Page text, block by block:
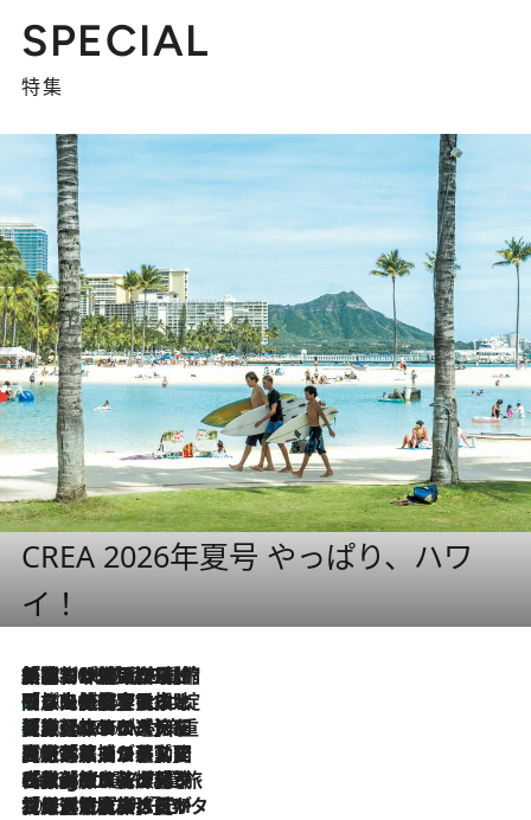
SPECIAL
特集
CREA 2026年夏号 やっぱり、ハワ
イ！
2026.8.6
「荷物が増えるほど旅ストレスは増す」美容ジャーナリストがたどり着いた最終結論。“化粧品を劇的に減らす”感動の凝縮美容とは
2026.8.6
「旅先には金髪ウィッグを持参」日本と同じメイクでは損してる!? 美容ジャーナリストが提案する“掟破りの旅美容”とは
2026.8.6
【厳選旅コスメ】「身軽さ＆UV対策重視！」ヘアアーティストshucoが選んだ夏旅ベストコスメを発表【Mサイズジップ】
2026.8.5
【厳選旅コスメ】国内をあちこち移動する河井菜摘が選んだ夏旅ベストコスメ発表！「リラックスアイテムはマスト」【Mサイズジップ】
2026.8.4
【厳選旅コスメ】「紫外線＆乾燥対策しながらメイク感も！」ヘア＆メイクGeorgeが選んだ夏旅ベストコスメを発表！【Mサイズジップ】
2026.8.3
【厳選旅コスメ】「保湿もタイパ重視！」“サウナ好き”タレント清水みさとが愛用する夏旅ベストコスメを発表！【Mサイズジップ】